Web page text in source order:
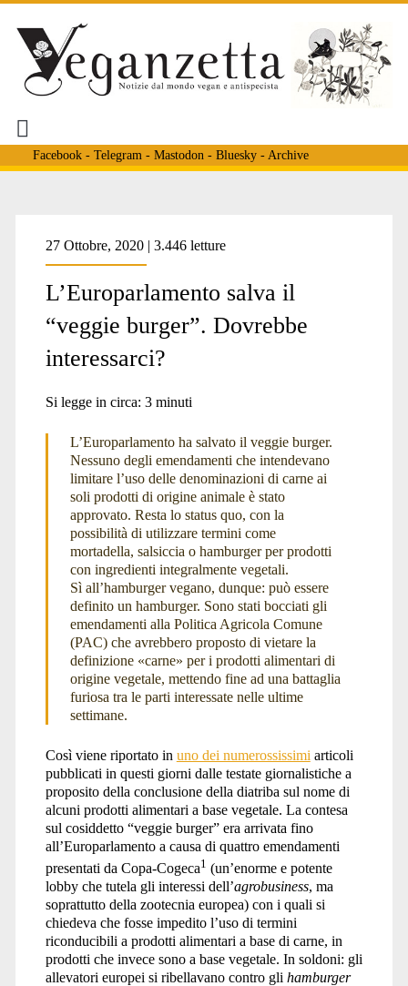
Facebook- Telegram - Mastodon - Bluesky- Archive
<span>veg</span>
27 Ottobre, 2020 | 3.446 letture
L’Europarlamento salva il
“veggie burger”. Dovrebbe
interessarci?
Si legge in circa: 3 minuti
L’Europarlamento ha salvato il veggie burger.
Nessuno degli emendamenti che intendevano
limitare l’uso delle denominazioni di carne ai
soli prodotti di origine animale è stato
approvato. Resta lo status quo, con la
possibilità di utilizzare termini come
mortadella, salsiccia o hamburger per prodotti
con ingredienti integralmente vegetali.
Sì all’hamburger vegano, dunque: può essere
definito un hamburger. Sono stati bocciati gli
emendamenti alla Politica Agricola Comune
(PAC) che avrebbero proposto di vietare la
definizione «carne» per i prodotti alimentari di
origine vegetale, mettendo fine ad una battaglia
furiosa tra le parti interessate nelle ultime
settimane.
Così viene riportato in uno dei numerossissimi articoli
pubblicati in questi giorni dalle testate giornalistiche a
proposito della conclusione della diatriba sul nome di
alcuni prodotti alimentari a base vegetale. La contesa
sul cosiddetto “veggie burger” era arrivata fino
all’Europarlamento a causa di quattro emendamenti
presentati da Copa-Cogeca1 (un’enorme e potente
lobby che tutela gli interessi dell’agrobusiness, ma
soprattutto della zootecnia europea) con i quali si
chiedeva che fosse impedito l’uso di termini
riconducibili a prodotti alimentari a base di carne, in
prodotti che invece sono a base vegetale. In soldoni: gli
allevatori europei si ribellavano contro gli hamburger